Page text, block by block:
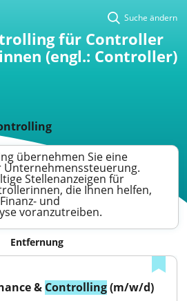
Suche ändern
für Controller
(engl.: Controller)
übernehmen Sie eine
Unternehmenssteuerung.
Stellenanzeigen für
die Ihnen helfen,
und
voranzutreiben.
Entfernung
& Controlling (m/w/d)